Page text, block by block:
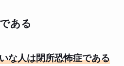
ある
な人は閉所恐怖症である